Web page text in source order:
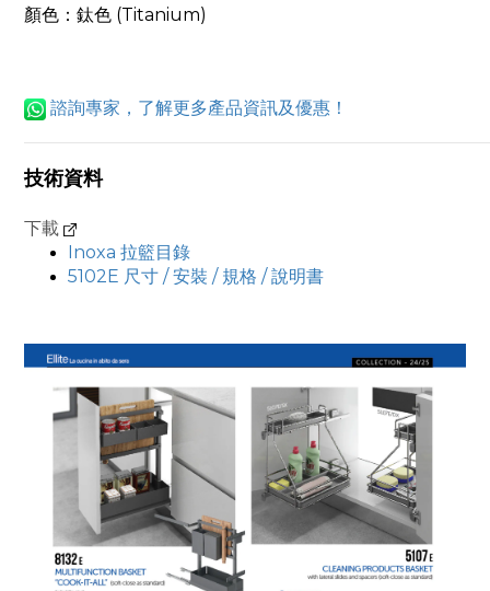
顏色：鈦色 (Titanium)
諮詢專家，了解更多產品資訊及優惠！
技術資料
下載
Inoxa 拉籃目錄
5102E 尺寸 / 安裝 / 規格 / 說明書